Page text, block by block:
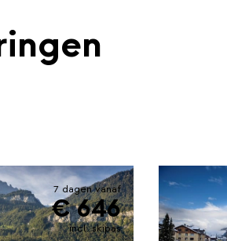
7 dagen vanaf
€ 646
incl. skipas